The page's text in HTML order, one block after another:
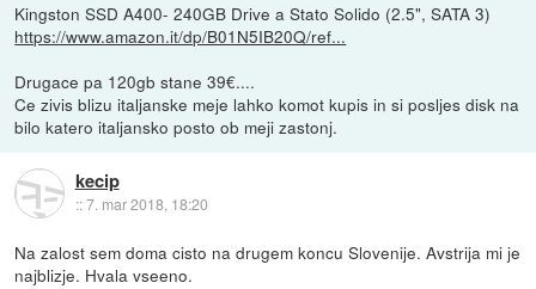
Kingston SSD A400- 240GB Drive a Stato Solido (2.5", SATA 3)
https://www.amazon.it/dp/B01N5IB20Q/ref...
Drugace pa 120gb stane 39€....
Ce zivis blizu italjanske meje lahko komot kupis in si posljes disk na
bilo katero italjansko posto ob meji zastonj.
kecip
::7. mar 2018, 18:20
Na zalost sem doma cisto na drugem koncu Slovenije. Avstrija mi je
najblizje. Hvala vseeno.